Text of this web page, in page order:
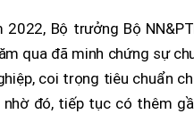
Bộ trưởng Bộ
qua đã minh chứng sự
coi trọng tiêu chuẩn
đó, tiếp tục có thêm